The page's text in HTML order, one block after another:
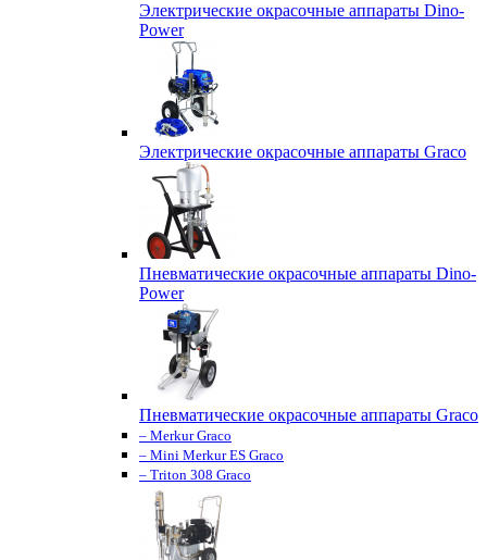
Электрические окрасочные аппараты Dino-
Power
Электрические окрасочные аппараты Graco
Пневматические окрасочные аппараты Dino-
Power
Пневматические окрасочные аппараты Graco
– Merkur Graco
– Mini Merkur ES Graco
– Triton 308 Graco